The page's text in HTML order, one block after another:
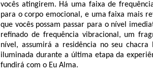
vocês atingirem. Há uma faixa de
para o corpo emocional, e uma faixa mais
que vocês possam passar para o nível
refinado de frequência vibracional, um
nível, assumirá a residência no seu
iluminada durante a última etapa da
fundirá com o Eu Alma.